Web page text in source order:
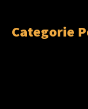
Categorie